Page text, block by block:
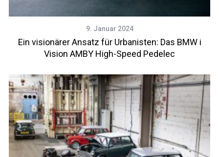
9. Januar 2024
Ein visionärer Ansatz für Urbanisten: Das BMW i
Vision AMBY High-Speed Pedelec